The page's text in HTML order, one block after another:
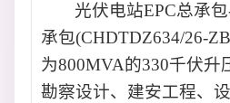
光伏电站EPC总承
承包(CHDTDZ634/26-
为800MVA的330千伏升
勘察设计、建安工程、